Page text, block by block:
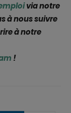
via notre
à nous suivre
à notre
!